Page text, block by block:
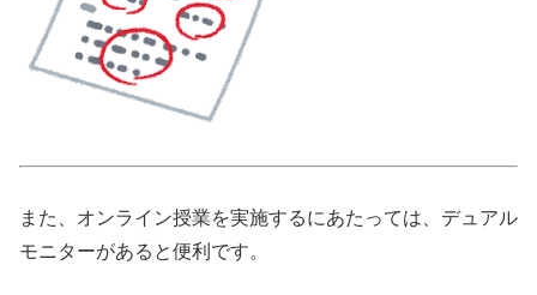
また、オンライン授業を実施するにあたっては、デュアル
モニターがあると便利です。